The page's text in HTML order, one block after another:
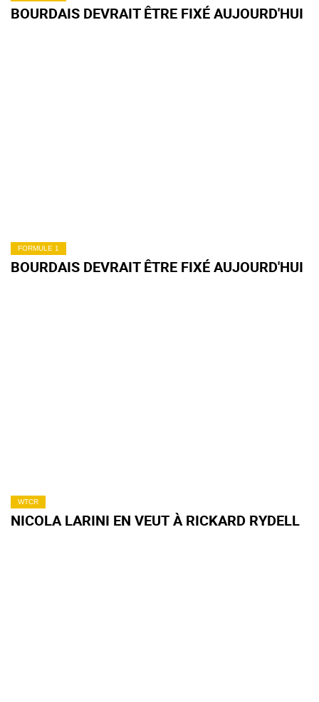
BOURDAIS DEVRAIT ÊTRE FIXÉ AUJOURD'HUI
FORMULE 1
BOURDAIS DEVRAIT ÊTRE FIXÉ AUJOURD'HUI
WTCR
NICOLA LARINI EN VEUT À RICKARD RYDELL